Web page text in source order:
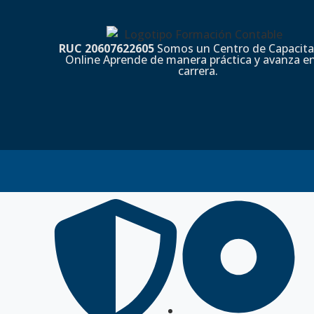
RUC 20607622605 Somos un Centro de
Online Aprende de manera práctica y avanza
carrera.